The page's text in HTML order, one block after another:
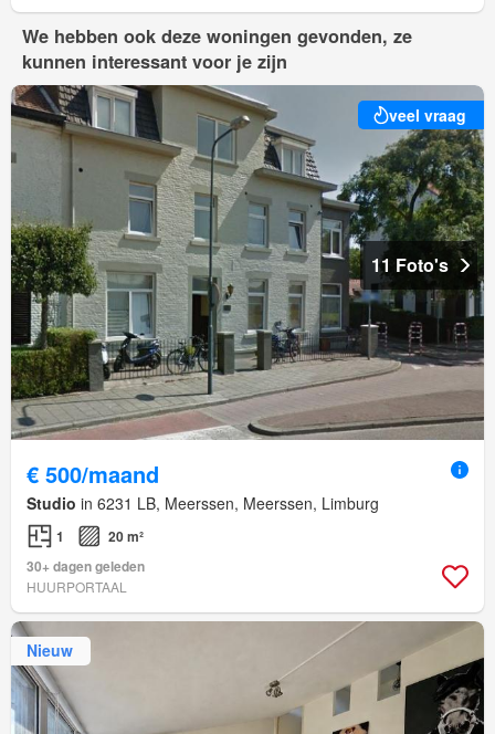
We hebben ook deze woningen gevonden, ze
kunnen interessant voor je zijn
veel vraag
11 Foto's
€ 500/maand
Studio in 6231 LB, Meerssen, Meerssen, Limburg
1
20 m²
30+ dagen geleden
HUURPORTAAL
Nieuw